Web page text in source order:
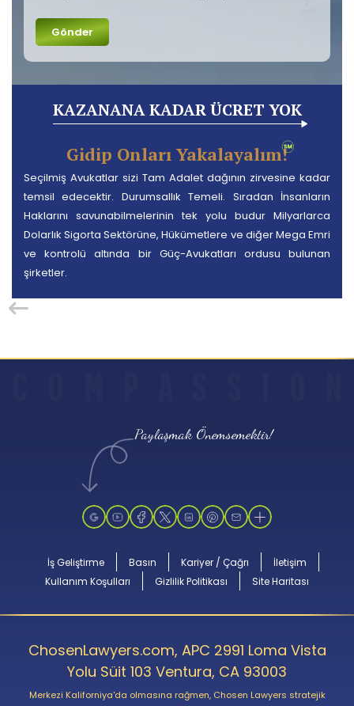
KAZANANA KADAR ÜCRET YOK
Gidip Onları Yakalayalım!
Seçilmiş Avukatlar sizi Tam Adalet dağının zirvesine kadar
temsil edecektir. Durumsallık Temeli. Sıradan İnsanların
Haklarını savunabilmelerinin tek yolu budur Milyarlarca
Dolarlık Sigorta Sektörüne, Hükümetlere ve diğer Mega Emri
ve kontrolü altında bir Güç-Avukatları ordusu bulunan
şirketler.
Paylaşmak Önemsemektir!
İş Geliştirme Basın Kariyer / Çağrı
İletişim
Kullanım Koşulları
Gizlilik Politikası Site Haritası
ChosenLawyers.com, APC 2991 Loma Vista
Yolu Süit 103 Ventura, CA 93003
Merkezi Kaliforniya'da olmasına rağmen, Chosen Lawyers stratejik